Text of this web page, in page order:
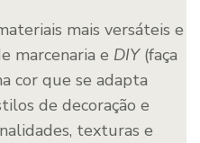
mais versáteis e
marcenaria e DIY(faça
cor que se adapta
de decoração e
texturas e